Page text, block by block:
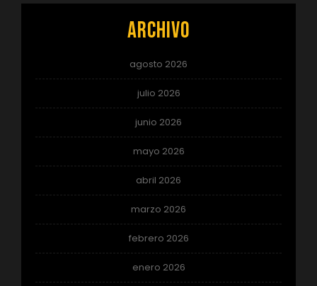
Archivo
agosto 2026
julio 2026
junio 2026
mayo 2026
abril 2026
marzo 2026
febrero 2026
enero 2026